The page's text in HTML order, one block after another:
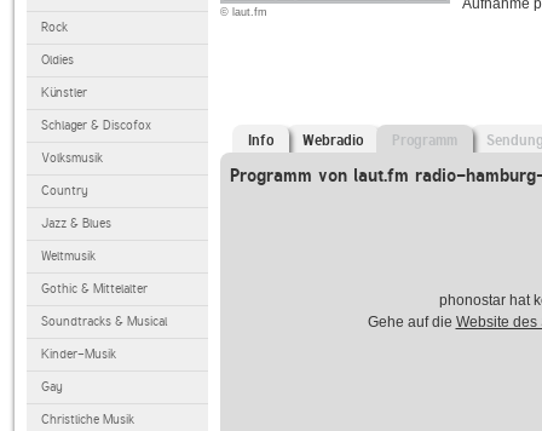
Rock
Oldies
Künstler
Schlager & Discofox
Volksmusik
Country
Jazz & Blues
Weltmusik
Gothic & Mittelalter
Soundtracks & Musical
Kinder-Musik
Gay
Christliche Musik
© laut.fm
Aufnahme
Info Webradio Programm
Programm von laut.fm radio-
phonostar hat
Gehe auf die Website des